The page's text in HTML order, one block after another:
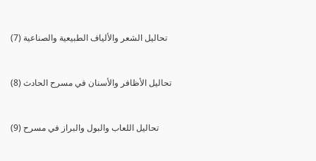
(7) تحاليل الشعر والألياف الطبيعية والصناعية
(8) تحاليل الأظافر والأسنان في مسرح الحادث
(9) تحاليل اللعاب والبول والبراز في مسرح